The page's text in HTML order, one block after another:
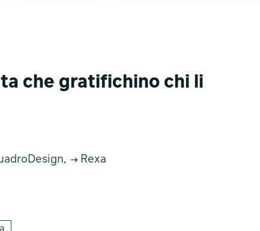
che gratifichino chi li
, Rexa